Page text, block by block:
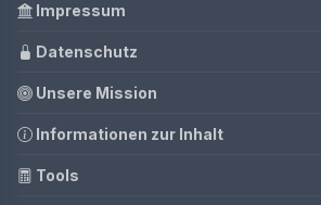
Impressum
Datenschutz
Unsere Mission
Informationen zur Inhalt
Tools